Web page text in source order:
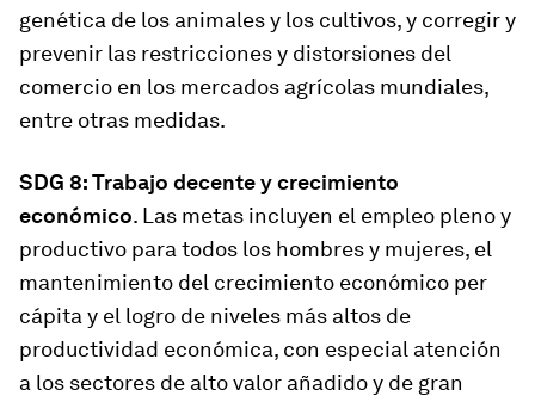
genética de los animales y los cultivos, y corregir y
prevenir las restricciones y distorsiones del
comercio en los mercados agrícolas mundiales,
entre otras medidas.
SDG 8: Trabajo decente y crecimiento
económico. Las metas incluyen el empleo pleno y
productivo para todos los hombres y mujeres, el
mantenimiento del crecimiento económico per
cápita y el logro de niveles más altos de
productividad económica, con especial atención
a los sectores de alto valor añadido y de gran